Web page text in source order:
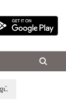
தடுமாற்றமா?